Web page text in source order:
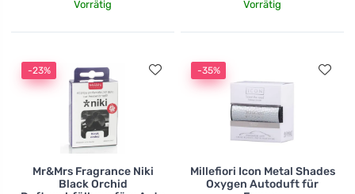
Vorrätig Vorrätig
-23%
Mr&Mrs Fragrance Niki
Black Orchid
-35%
Millefiori Icon Metal Shades
Oxygen Autoduft für